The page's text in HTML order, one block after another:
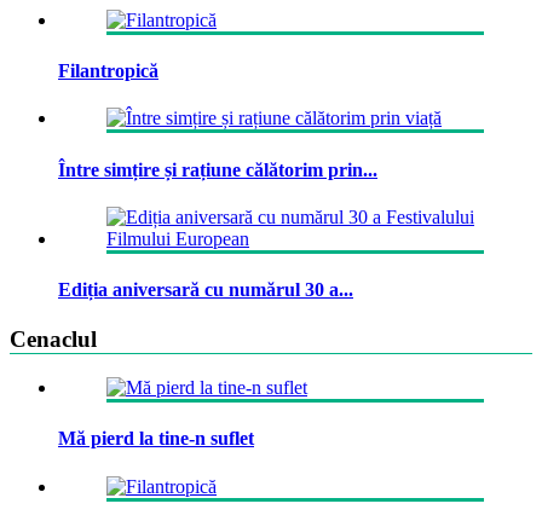
Filantropică
Între simțire și rațiune călătorim prin...
Ediția aniversară cu numărul 30 a...
Cenaclul
Mă pierd la tine-n suflet